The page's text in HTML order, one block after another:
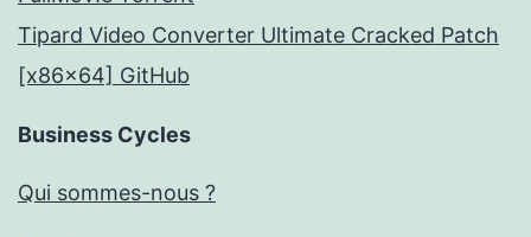
Tipard Video Converter Ultimate Cracked Patch
[x86x64] GitHub
Business Cycles
Qui sommes-nous ?